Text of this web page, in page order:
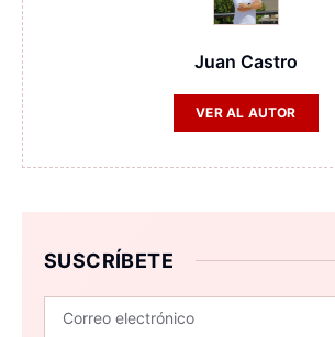
Juan Castro
VER AL AUTOR
SUSCRÍBETE